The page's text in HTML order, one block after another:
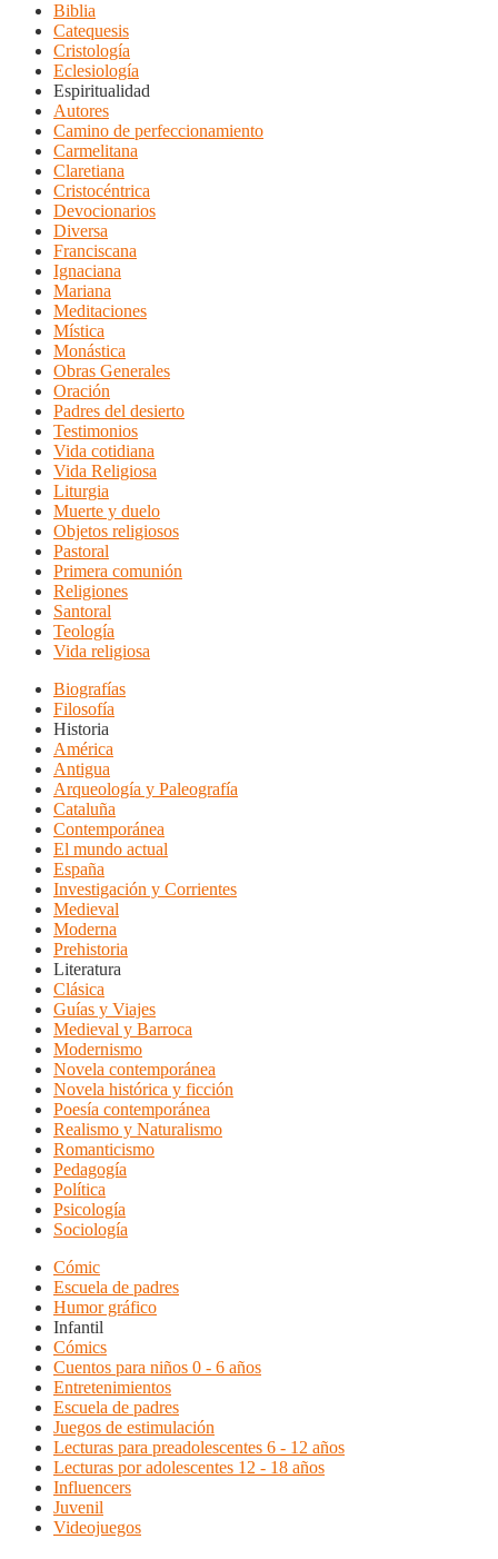
Biblia
Catequesis
Cristología
Eclesiología
Espiritualidad
Autores
Camino de perfeccionamiento
Carmelitana
Claretiana
Cristocéntrica
Devocionarios
Diversa
Franciscana
Ignaciana
Mariana
Meditaciones
Mística
Monástica
Obras Generales
Oración
Padres del desierto
Testimonios
Vida cotidiana
Vida Religiosa
Liturgia
Muerte y duelo
Objetos religiosos
Pastoral
Primera comunión
Religiones
Santoral
Teología
Vida religiosa
Biografías
Filosofía
Historia
América
Antigua
Arqueología y Paleografía
Cataluña
Contemporánea
El mundo actual
España
Investigación y Corrientes
Medieval
Moderna
Prehistoria
Literatura
Clásica
Guías y Viajes
Medieval y Barroca
Modernismo
Novela contemporánea
Novela histórica y ficción
Poesía contemporánea
Realismo y Naturalismo
Romanticismo
Pedagogía
Política
Psicología
Sociología
Cómic
Escuela de padres
Humor gráfico
Infantil
Cómics
Cuentos para niños 0 - 6 años
Entretenimientos
Escuela de padres
Juegos de estimulación
Lecturas para preadolescentes 6 - 12 años
Lecturas por adolescentes 12 - 18 años
Influencers
Juvenil
Videojuegos